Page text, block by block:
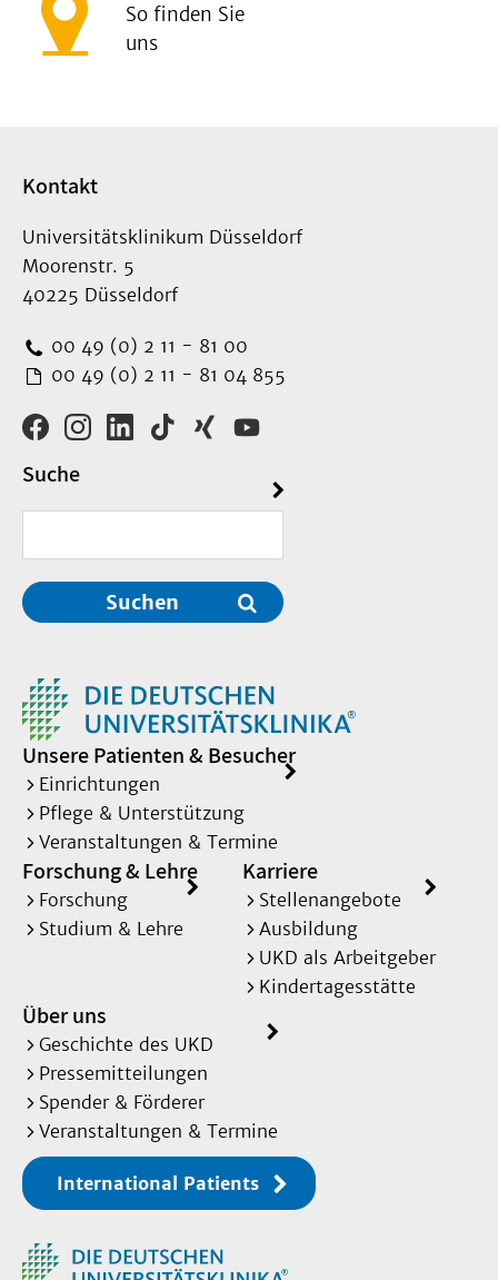
So finden Sie
uns
Kontakt
Universitätsklinikum Düsseldorf
Moorenstr. 5
40225 Düsseldorf
00 49 (0) 2 11 - 81 00
00 49 (0) 2 11 - 81 04 855
Suche
Suchen
Unsere Patienten & Besucher
Einrichtungen
Pflege & Unterstützung
Veranstaltungen & Termine
Forschung & Lehre
Forschung
Studium & Lehre
Karriere
Stellenangebote
Ausbildung
UKD als Arbeitgeber
Kindertagesstätte
Über uns
Geschichte des UKD
Pressemitteilungen
Spender & Förderer
Veranstaltungen & Termine
International Patients